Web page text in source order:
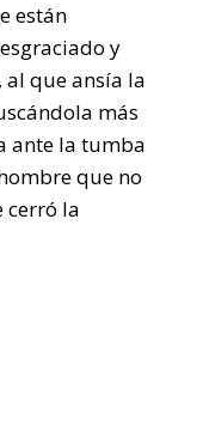
están
y
que ansía la
más
ante la tumba
que no
cerró la